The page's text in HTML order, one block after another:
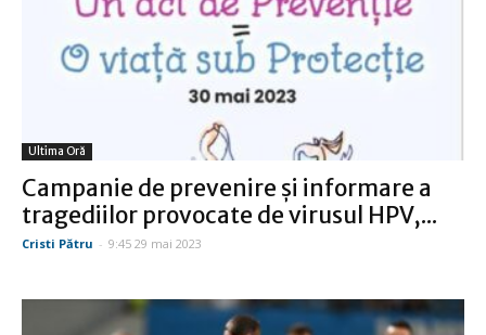
Ultima Oră
Campanie de prevenire şi informare a
tragediilor provocate de virusul HPV,...
Cristi Pătru - 9:45 29 mai 2023